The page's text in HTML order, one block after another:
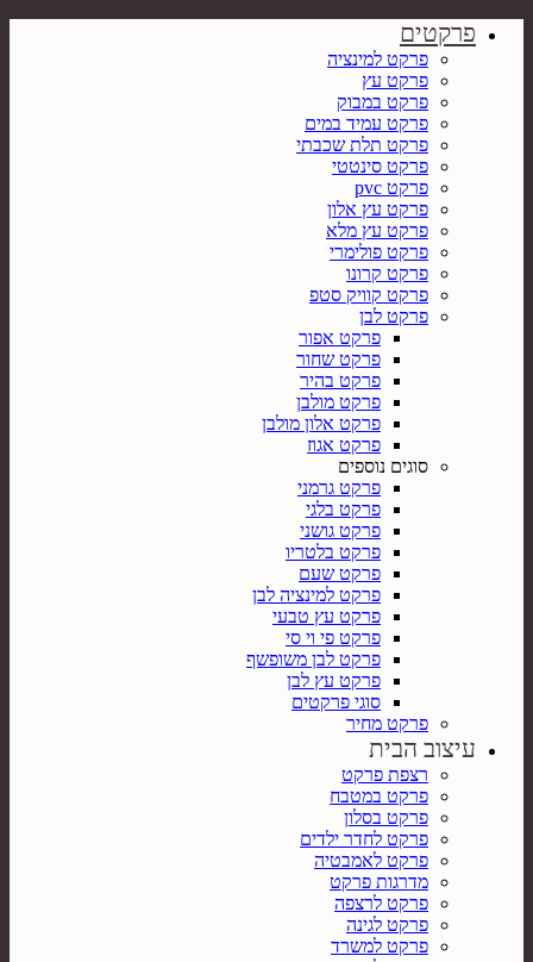
פרקטים
פרקט למינציה
פרקט עץ
פרקט במבוק
פרקט עמיד במים
פרקט תלת שכבתי
פרקט סינטטי
פרקט pvc
פרקט עץ אלון
פרקט עץ מלא
פרקט פולימרי
פרקט קרונו
פרקט קוויק סטפ
פרקט לבן
פרקט אפור
פרקט שחור
פרקט בהיר
פרקט מולבן
פרקט אלון מולבן
פרקט אגוז
סוגים נוספים
פרקט גרמני
פרקט בלגי
פרקט גושני
פרקט בלטריו
פרקט שעם
פרקט למינציה לבן
פרקט עץ טבעי
פרקט פי וי סי
פרקט לבן משופשף
פרקט עץ לבן
סוגי פרקטים
פרקט מחיר
עיצוב הבית
רצפת פרקט
פרקט במטבח
פרקט בסלון
פרקט לחדר ילדים
פרקט לאמבטיה
מדרגות פרקט
פרקט לרצפה
פרקט לגינה
פרקט למשרד